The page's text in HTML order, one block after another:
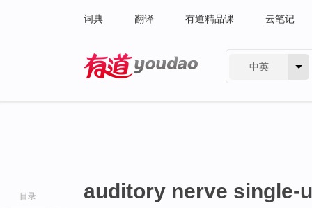
词典 翻译 有道精品课 云笔记
中英
目录 auditory nerve single-